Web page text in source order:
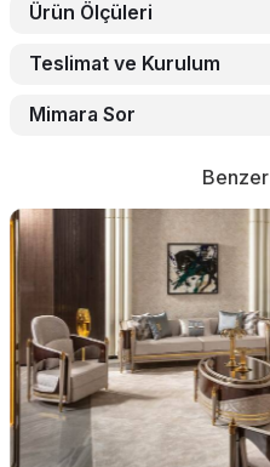
Ürün Ölçüleri
Teslimat ve Kurulum
Mimara Sor